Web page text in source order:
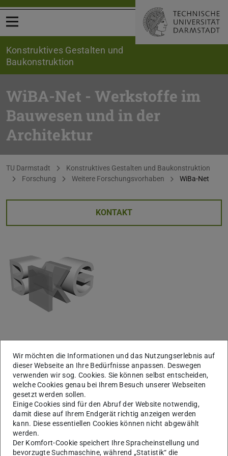
Menü öffnen
Konstruktives Gestalten und
Baukonstruktion
WiBA-Net - Werkstoffe im
Bauwesen und in der
Architektur
Sie befinden sich hier:
TU Darmstadt
Konstruktives Gestalten und Baukonstruktion
Forschung
Weitere Forschungsvorhaben WiBa-Net
KONTAKT
Wir möchten die Informationen und das Nutzungserlebnis auf
dieser Webseite an Ihre Bedürfnisse anpassen. Deswegen
verwenden wir sog. Cookies. Sie können selbst entscheiden,
welche Cookies genau bei Ihrem Besuch unserer Webseiten
gesetzt werden sollen.
Einige Cookies sind für den Abruf der Website notwendig,
damit diese auf Ihrem Endgerät richtig anzeigen werden
kann. Diese essentiellen Cookies können nicht abgewählt
werden.
Der Komfort-Cookie speichert Ihre Spracheinstellung und
bevorzugte Suchmaschine, während „Statistik“ die